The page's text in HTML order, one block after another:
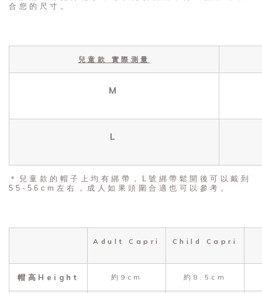
合您的尺寸。
兒童款 實際測量
M
L
＊兒童款的帽子上均有綁帶，L號綁帶鬆開後可以戴到
55-56cm左右，成人如果頭圍合適也可以參考。
Adult Capri Child Capri
帽高Height 約9cm 約8.5cm